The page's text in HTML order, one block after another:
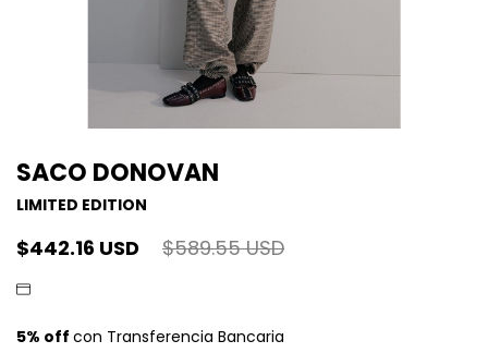
SACO DONOVAN
LIMITED EDITION
$442.16 USD $589.55 USD